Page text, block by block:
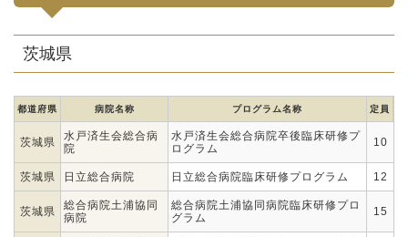
茨城県
都道府県 病院名称 プログラム名称 定員
茨城県
水戸済生会総合病
院
水戸済生会総合病院卒後臨床研修プ
ログラム
10
茨城県 日立総合病院 日立総合病院臨床研修プログラム 12
茨城県
総合病院土浦協同
病院
総合病院土浦協同病院臨床研修プロ
グラム
15